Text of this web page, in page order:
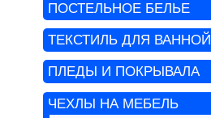
ПОСТЕЛЬНОЕ БЕЛЬЕ
ТЕКСТИЛЬ ДЛЯ ВАННОЙ
ПЛЕДЫ И ПОКРЫВАЛА
ЧЕХЛЫ НА МЕБЕЛЬ